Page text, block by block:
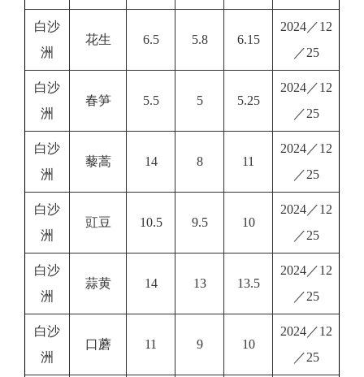
白沙
洲
花生 6.5 5.8 6.15
2024／12
／25
白沙
洲
春笋 5.5 5 5.25
2024／12
／25
白沙
洲
藜蒿 14 8 11
2024／12
／25
白沙
洲
豇豆 10.5 9.5 10
2024／12
／25
白沙
洲
蒜黄 14 13 13.5
2024／12
／25
白沙
洲
口蘑 11 9 10
2024／12
／25